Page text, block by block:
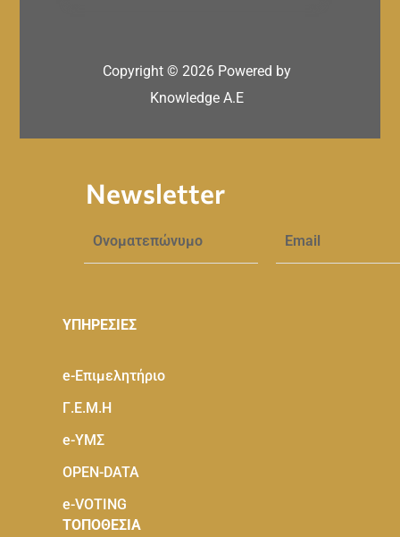
Copyright © 2026 Powered by
Knowledge A.E
Newsletter
ΥΠΗΡΕΣΙΕΣ
e-Eπιμελητήριο
Γ.Ε.Μ.Η
e-ΥΜΣ
OPEN-DATA
e-VOTING
ΤΟΠΟΘΕΣΙΑ